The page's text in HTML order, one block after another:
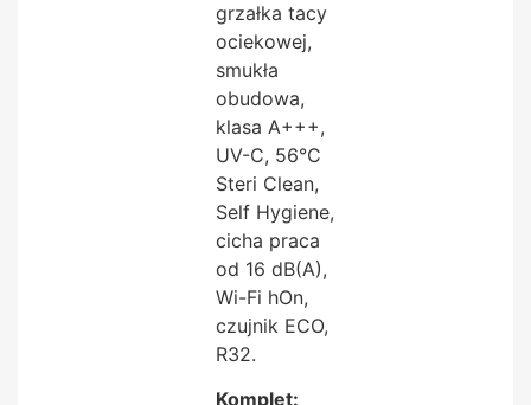
grzałka tacy
ociekowej,
smukła
obudowa,
klasa A+++,
UV-C, 56°C
Steri Clean,
Self Hygiene,
cicha praca
od 16 dB(A),
Wi-Fi hOn,
czujnik ECO,
R32.
Komplet: